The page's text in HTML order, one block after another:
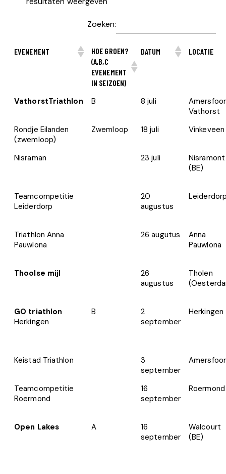
Zoeken:
EVENEMENT
HOE GROEN?
(A,B,C
EVENEMENT
IN SEIZOEN)
DATUM LOCATIE
VathorstTriathlon B 8 juli
Vathorst
Rondje Eilanden
(zwemloop)
Zwemloop 18 juli Vinkeveen
Nisraman 23 juli
Nisramont
(BE)
Teamcompetitie
Leiderdorp
20
augustus
Triathlon Anna
Pauwlona
26 augutus
Anna
Pauwlona
Thoolse mijl
26
augustus
Tholen
GO triathlon
Herkingen
B
2
september
Herkingen
Keistad Triathlon
3
september
Teamcompetitie
Roermond
16
september
Roermond
Open Lakes A
16
september
Walcourt
(BE)